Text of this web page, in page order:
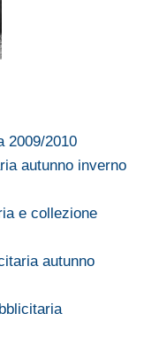
2009/2010
autunno inverno
e collezione
autunno